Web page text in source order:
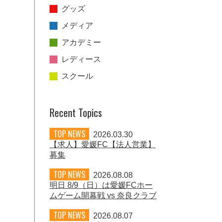
グッズ
メディア
アカデミー
レディース
スクール
Recent Topics
TOP NEWS
2026.03.30
【求人】愛媛FC【法人営業】
募集
TOP NEWS
2026.08.08
明日 8/9（日）は愛媛FCホー
ムゲーム開幕戦 vs 奈良クラブ
TOP NEWS
2026.08.07